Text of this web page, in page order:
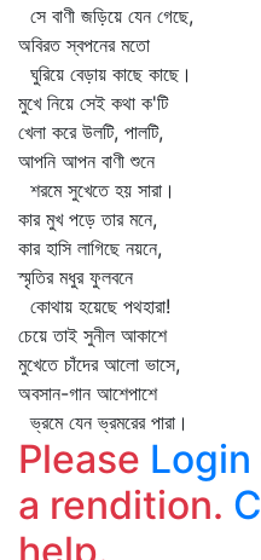
সে বাণী জড়িয়ে যেন গেছে,
অবিরত স্বপনের মতো
ঘুরিয়ে বেড়ায় কাছে কাছে।
মুখে নিয়ে সেই কথা ক'টি
খেলা করে উলটি, পালটি,
আপনি আপন বাণী শুনে
শরমে সুখেতে হয় সারা।
কার মুখ পড়ে তার মনে,
কার হাসি লাগিছে নয়নে,
স্মৃতির মধুর ফুলবনে
কোথায় হয়েছে পথহারা!
চেয়ে তাই সুনীল আকাশে
মুখেতে চাঁদের আলো ভাসে,
অবসান-গান আশেপাশে
ভ্রমে যেন ভ্রমরের পারা।
Please Login
a rendition.